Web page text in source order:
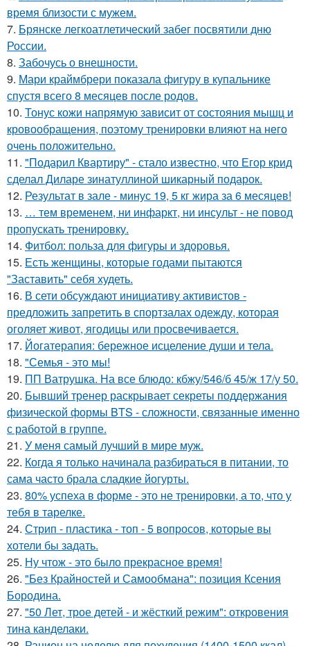
время близости с мужем.
7. Брянске легкоатлетический забег посвятили дню
России.
8. Забочусь о внешности.
9. Мари краймбрери показала фигуру в купальнике
спустя всего 8 месяцев после родов.
10. Тонус кожи напрямую зависит от состояния мышц и
кровообращения, поэтому тренировки влияют на него
очень положительно.
11. "Подарил Квартиру" - стало известно, что Егор крид
сделал Диларе зинатуллиной шикарный подарок.
12. Результат в зале - минус 19, 5 кг жира за 6 месяцев!
13. … тем временем, ни инфаркт, ни инсульт - не повод
пропускать тренировку.
14. Фитбол: польза для фигуры и здоровья.
15. Есть женщины, которые годами пытаются
"Заставить" себя худеть.
16. В сети обсуждают инициативу активистов -
предложить запретить в спортзалах одежду, которая
оголяет живот, ягодицы или просвечивается.
17. Йогатерапия: бережное исцеление души и тела.
18. "Семья - это мы!
19. ПП Ватрушка. На все блюдо: кбжу/546/б 45/ж 17/у 50.
20. Бывший тренер раскрывает секреты поддержания
физической формы BTS - сложности, связанные именно
с работой в группе.
21. У меня самый лучший в мире муж.
22. Когда я только начинала разбираться в питании, то
сама часто брала сладкие йогурты.
23. 80% успеха в форме - это не тренировки, а то, что у
тебя в тарелке.
24. Стрип - пластика - топ - 5 вопросов, которые вы
хотели бы задать.
25. Ну чтож - это было прекрасное время!
26. "Без Крайностей и Самообмана": позиция Ксения
Бородина.
27. "50 Лет, трое детей - и жёсткий режим": откровения
тина канделаки.